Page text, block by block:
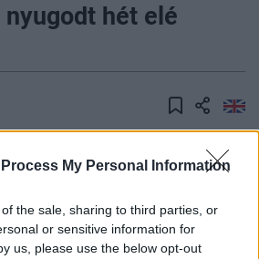
Process My Personal Information
the sale, sharing to third parties, or
or sensitive information for
us, please use the below opt-out
hét elé
fejlett piaci makroadatot
közzétételeket
öt napra. Amint már saját
felhívtuk rá a figyelmet,